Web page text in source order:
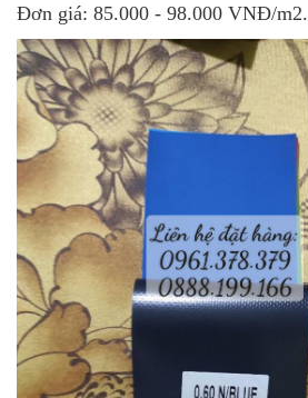
Đơn giá: 85.000 - 98.000 VNĐ/m2.